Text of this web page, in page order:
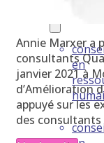
en
Annie Marxer a
consultants
janvier 2021 à
d’Amélioration
appuyé sur les
des consultants